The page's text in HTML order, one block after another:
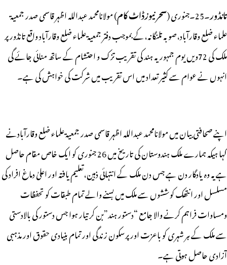
تانڈور۔25۔جنوری ( سحر نیوزڈاٹ کام) مولانامحمد عبداللہ اظہر قاسمی صدر جمعیۃ
علماء ضلع وقارآباد،صوبہ تلنگانہ،کے بموجب دفتر جمعیۃ علماء ضلع وقارآباد واقع تانڈور پر
ملک کی 72ویں یوم جمہوریہ ہند کی تقریب تزک و احتشام کے ساتھ منائی جائے گی
انہوں نے عوام سے کثیر تعداد میں اس تقریب میں شرکت کی خواہش کی ہے۔
اپنے صحافتی بیان میں مولانامحمد عبداللہ اظہر قاسمی صدر جمعیۃ علماء ضلع وقارآبادنے
کہا ہیکہ ہمارے ملک ہندوستان کی تاریخ میں 26 جنوری کو ایک خاص مقام حاصل
ہے یہ وہ یادگار دن ہے جس دن ملک کے انتہائی ذہین،تعلیم یافتہ اور اعلیٰ دماغ افراد کی
مسلسل اور انتھک کوششوں سے ملک میں بسنے والے تمام طبقات کو تحفظات
ومساوات فراہم کرنے والا جامع “دستور ہند”بن کر تیار ہوا جس دستور کی بالادستی
سے ملک کے ہر شہری کو باعزت اور پرسکون زندگی اور تمام بنیادی حقوق اور مذہبی
آزادی حاصل ہوتی ہے۔